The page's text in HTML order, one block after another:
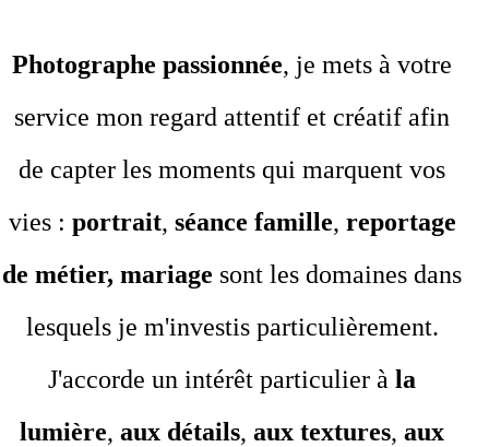
Photographe passionnée, je mets à votre
service mon regard attentif et créatif afin
de capter les moments qui marquent vos
vies : portrait, séance famille, reportage
de métier, mariage sont les domaines dans
lesquels je m'investis particulièrement.
J'accorde un intérêt particulier à la
lumière, aux détails, aux textures, aux